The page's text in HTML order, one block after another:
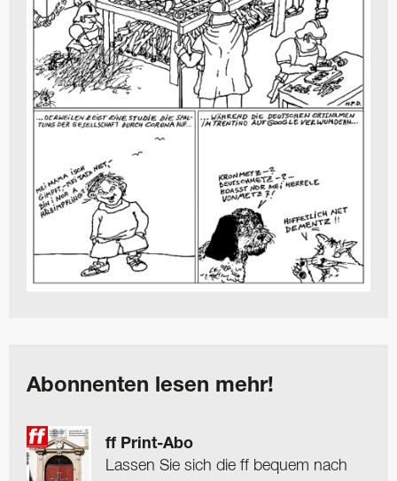
Abonnenten lesen mehr!
ff Print-Abo
Lassen Sie sich die ff bequem nach